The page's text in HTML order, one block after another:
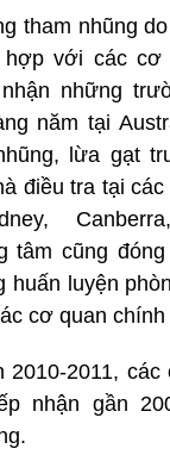
tham nhũng
hợp với các cơ
những
năm tại
lừa gạt
điều tra tại
tâm cũng
huấn luyện
cơ quan
2010-2011,
nhận gần